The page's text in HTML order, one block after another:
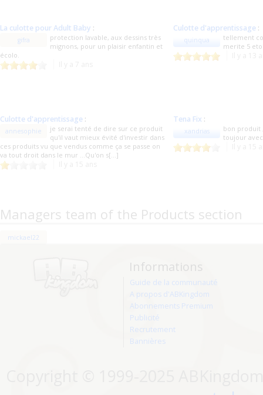
La culotte pour Adult Baby :
gifra
protection lavable, aux dessins très
mignons, pour un plaisir enfantin et
écolo.
Culotte d'apprentissage :
quinqua
tellement
merite 5
Culotte d'apprentissage :
annesophie
je serai tenté de dire sur ce produit
qu'il vaut mieux évité d'investir dans
ces produits vu que vendus comme ça se passe on
va tout droit dans le mur ...Qu'on s[...]
Tena Fix :
xandrias
bon produit
toujour
Managers team of the Products section
mickael22
Informations
Guide de la communauté
A propos d'ABKingdom
Abonnements Premium
Publicité
Recrutement
Bannières